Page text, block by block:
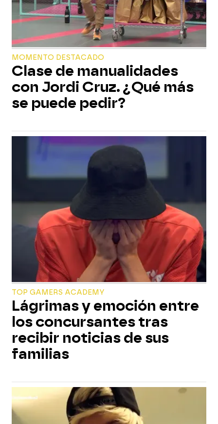
MOMENTO DESTACADO
Clase de manualidades
con Jordi Cruz. ¿Qué más
se puede pedir?
TOP GAMERS ACADEMY
Lágrimas y emoción entre
los concursantes tras
recibir noticias de sus
familias